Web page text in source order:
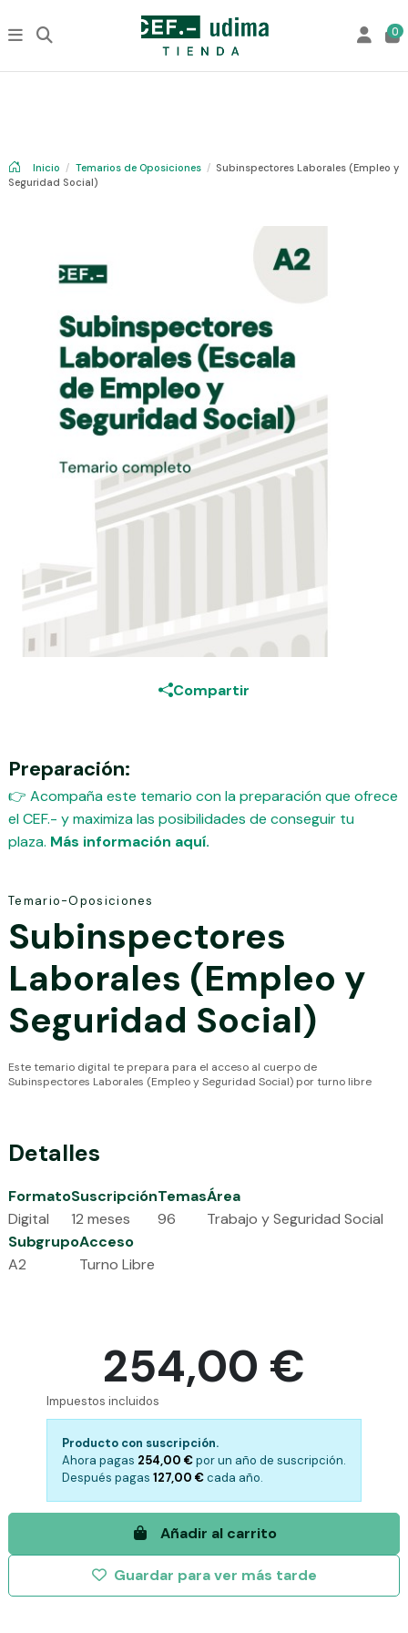
0
Inicio Temarios de Oposiciones
Subinspectores Laborales (Empleo y
Seguridad Social)
Compartir
Preparación:
👉 Acompaña este temario con la preparación que ofrece
el CEF.- y maximiza las posibilidades de conseguir tu
plaza. Más información aquí.
Temario-Oposiciones
Subinspectores
Laborales (Empleo y
Seguridad Social)
Este temario digital te prepara para el acceso al cuerpo de
Subinspectores Laborales (Empleo y Seguridad Social) por turno libre
Detalles
Formato
Digital
Suscripción
12 meses
Temas
96
Área
Trabajo y Seguridad Social
Subgrupo
A2
Acceso
Turno Libre
254,00 €
Impuestos incluidos
Producto con suscripción.
Ahora pagas 254,00 €porun año de suscripción.
Después pagas 127,00 €cada año.
Añadir al carrito